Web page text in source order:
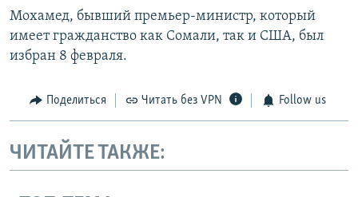
Мохамед, бывший премьер-министр, который
имеет гражданство как Сомали, так и США, был
избран 8 февраля.
Поделиться Читать без VPN Follow us
ЧИТАЙТЕ ТАКЖЕ: